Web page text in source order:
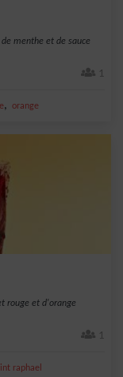
menthe et de sauce
1
, orange
rouge et d'orange
1
raphael